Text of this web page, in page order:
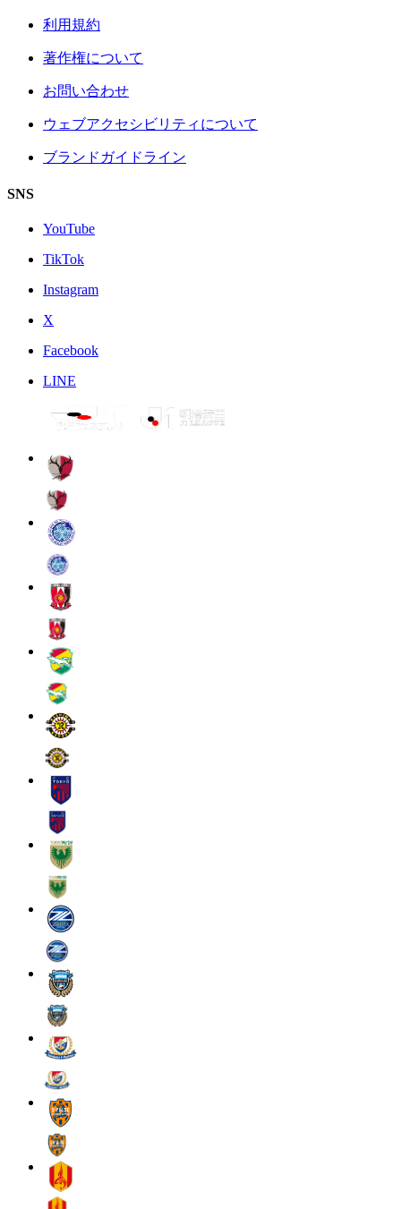
利用規約
著作権について
お問い合わせ
ウェブアクセシビリティについて
ブランドガイドライン
SNS
YouTube
TikTok
Instagram
X
Facebook
LINE